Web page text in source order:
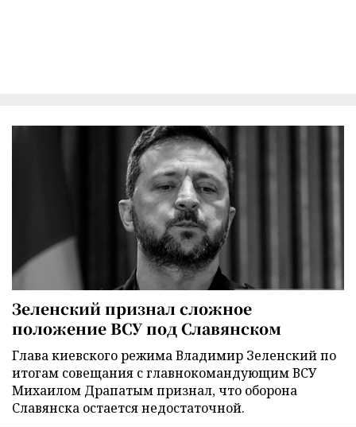
Зеленский признал сложное
положение ВСУ под Славянском
Глава киевского режима Владимир Зеленский по
итогам совещания с главнокомандующим ВСУ
Михаилом Драпатым признал, что оборона
Славянска остается недостаточной.